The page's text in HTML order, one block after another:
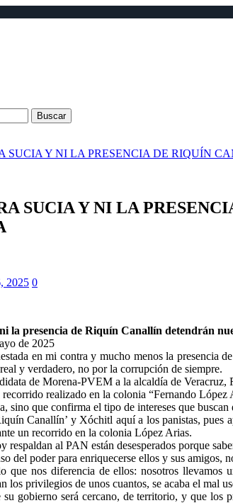
Buscar
SUCIA Y NI LA PRESENCIA DE RIQUÍN
SUCIA Y NI LA
2025 0
la presencia de Riquín Canallín detendrán
de 2025
en mi contra y mucho menos la presencia
y verdadero, no por la corrupción de siempre.
de Morena-PVEM a la alcaldía de
realizado en la colonia “Fernando
sino que confirma el tipo de intereses que buscan
Canallín’ y Xóchitl aquí a los panistas, pues
un recorrido en la colonia López Arias.
respaldan al PAN están desesperados porque
del poder para enriquecerse ellos y sus amigos,
que nos diferencia de ellos: nosotros
los privilegios de unos cuantos, se acaba el
gobierno será cercano, de territorio, y que los